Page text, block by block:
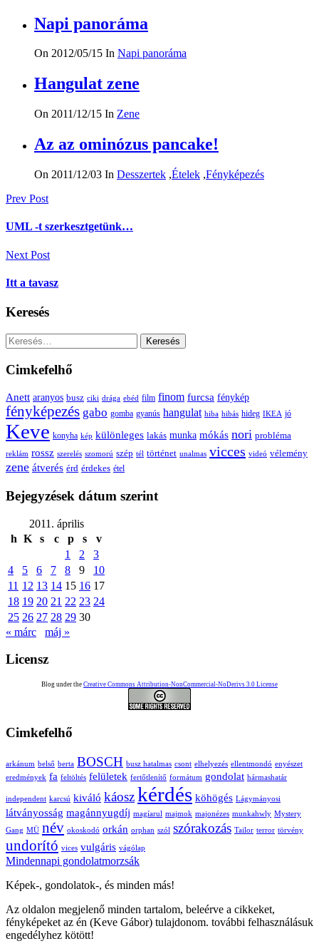
Napi panoráma
On 2012/05/15 In Napi panoráma
Hangulat zene
On 2011/12/15 In Zene
Az az ominózus pancake!
On 2011/12/03 In Desszertek ,Ételek ,Fényképezés
Bejegyzés
navigáció
Prev Post
UML -t szerkesztgetünk…
Next Post
Itt a tavasz
Keresés
Keresés:
Cimkefelhő
Anett aranyos busz ciki drága ebéd film finom furcsa fénykép
fényképezés gabo gomba gyanús hangulat hiba hibás hideg IKEA jó
Keve konyha kép különleges lakás munka mókás nori probléma
reklám rossz szerelés szomorú szép tél történet unalmas vicces videó vélemény
zene átverés érd érdekes étel
Bejegyzések dátum szerint
2011. április
h K s c p s
v
1
2
3
4
5 6 7 8 9
10
11 12 13 14 15 16 17
18 19 20 21 22 23 24
25 26 27 28 29 30
« márc
máj »
Licensz
Blog under the Creative Commons Attribution-NonCommercial-NoDerivs 3.0 License
Cimkefelhő
arkánum belső berta BOSCH busz hatalmas csont elhelyezés ellentmondó enyészet
eredmények fa feltöltés felületek fertőtlenítő formátum gondolat hármashatár
independent karcsú kiváló káoszkérdés köhögés Lágymányosi
látványosság magánnyugdíj magíarul majmok majonézes munkahwly Mystery
Gang MÜ név okoskodó orkán orphan szól szórakozás Tailor terror törvény
undorító vices vulgáris vágólap
Mindennapi gondolatmorzsák
Képek-, gondolatok-, és minden más!
Az oldalon megjelenő minden tartalom, beleérve a cikkeket,
fényképeket az én (Keve Gábor) tulajdonom. további felhasználásuk
engedélyhez kötött!